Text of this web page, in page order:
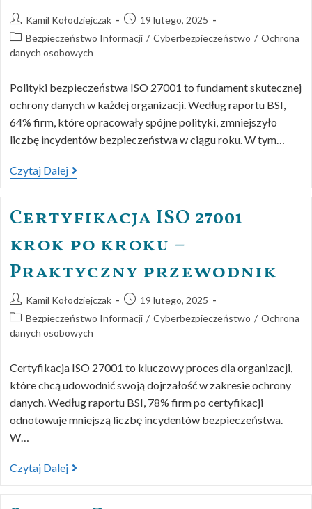
Kamil Kołodziejczak
19 lutego, 2025
Bezpieczeństwo Informacji / Cyberbezpieczeństwo / Ochrona
danych osobowych
Polityki bezpieczeństwa ISO 27001 to fundament skutecznej
ochrony danych w każdej organizacji. Według raportu BSI,
64% firm, które opracowały spójne polityki, zmniejszyło
liczbę incydentów bezpieczeństwa w ciągu roku. W tym…
Czytaj Dalej
Certyfikacja ISO 27001
krok po kroku –
Praktyczny przewodnik
Kamil Kołodziejczak
19 lutego, 2025
Bezpieczeństwo Informacji / Cyberbezpieczeństwo / Ochrona
danych osobowych
Certyfikacja ISO 27001 to kluczowy proces dla organizacji,
które chcą udowodnić swoją dojrzałość w zakresie ochrony
danych. Według raportu BSI, 78% firm po certyfikacji
odnotowuje mniejszą liczbę incydentów bezpieczeństwa.
W…
Czytaj Dalej